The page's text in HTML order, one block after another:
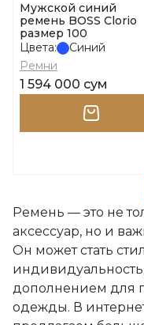
Мужской синий
ремень BOSS Clorio
размер 100
Цвета:
Синий
Ремни
1 594 000 сум
Ремень — это не
аксессуар, но и
Он может стать
дополнением для
одежды. В